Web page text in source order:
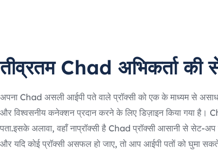
तीव्रतम Chad अभिकर्ता की
अपना Chad असली आईपी पते वाले प्रॉक्सी को एक के माध्यम से
और विश्वसनीय कनेक्शन प्रदान करने के लिए डिज़ाइन किया गया है।
पता.इसके अलावा, वहाँ नाप्रॉक्सी है Chad प्रॉक्सी आसानी से सेट-अप
और यदि कोई प्रॉक्सी असफल हो जाए, तो आप आईपी पतों को घुमा